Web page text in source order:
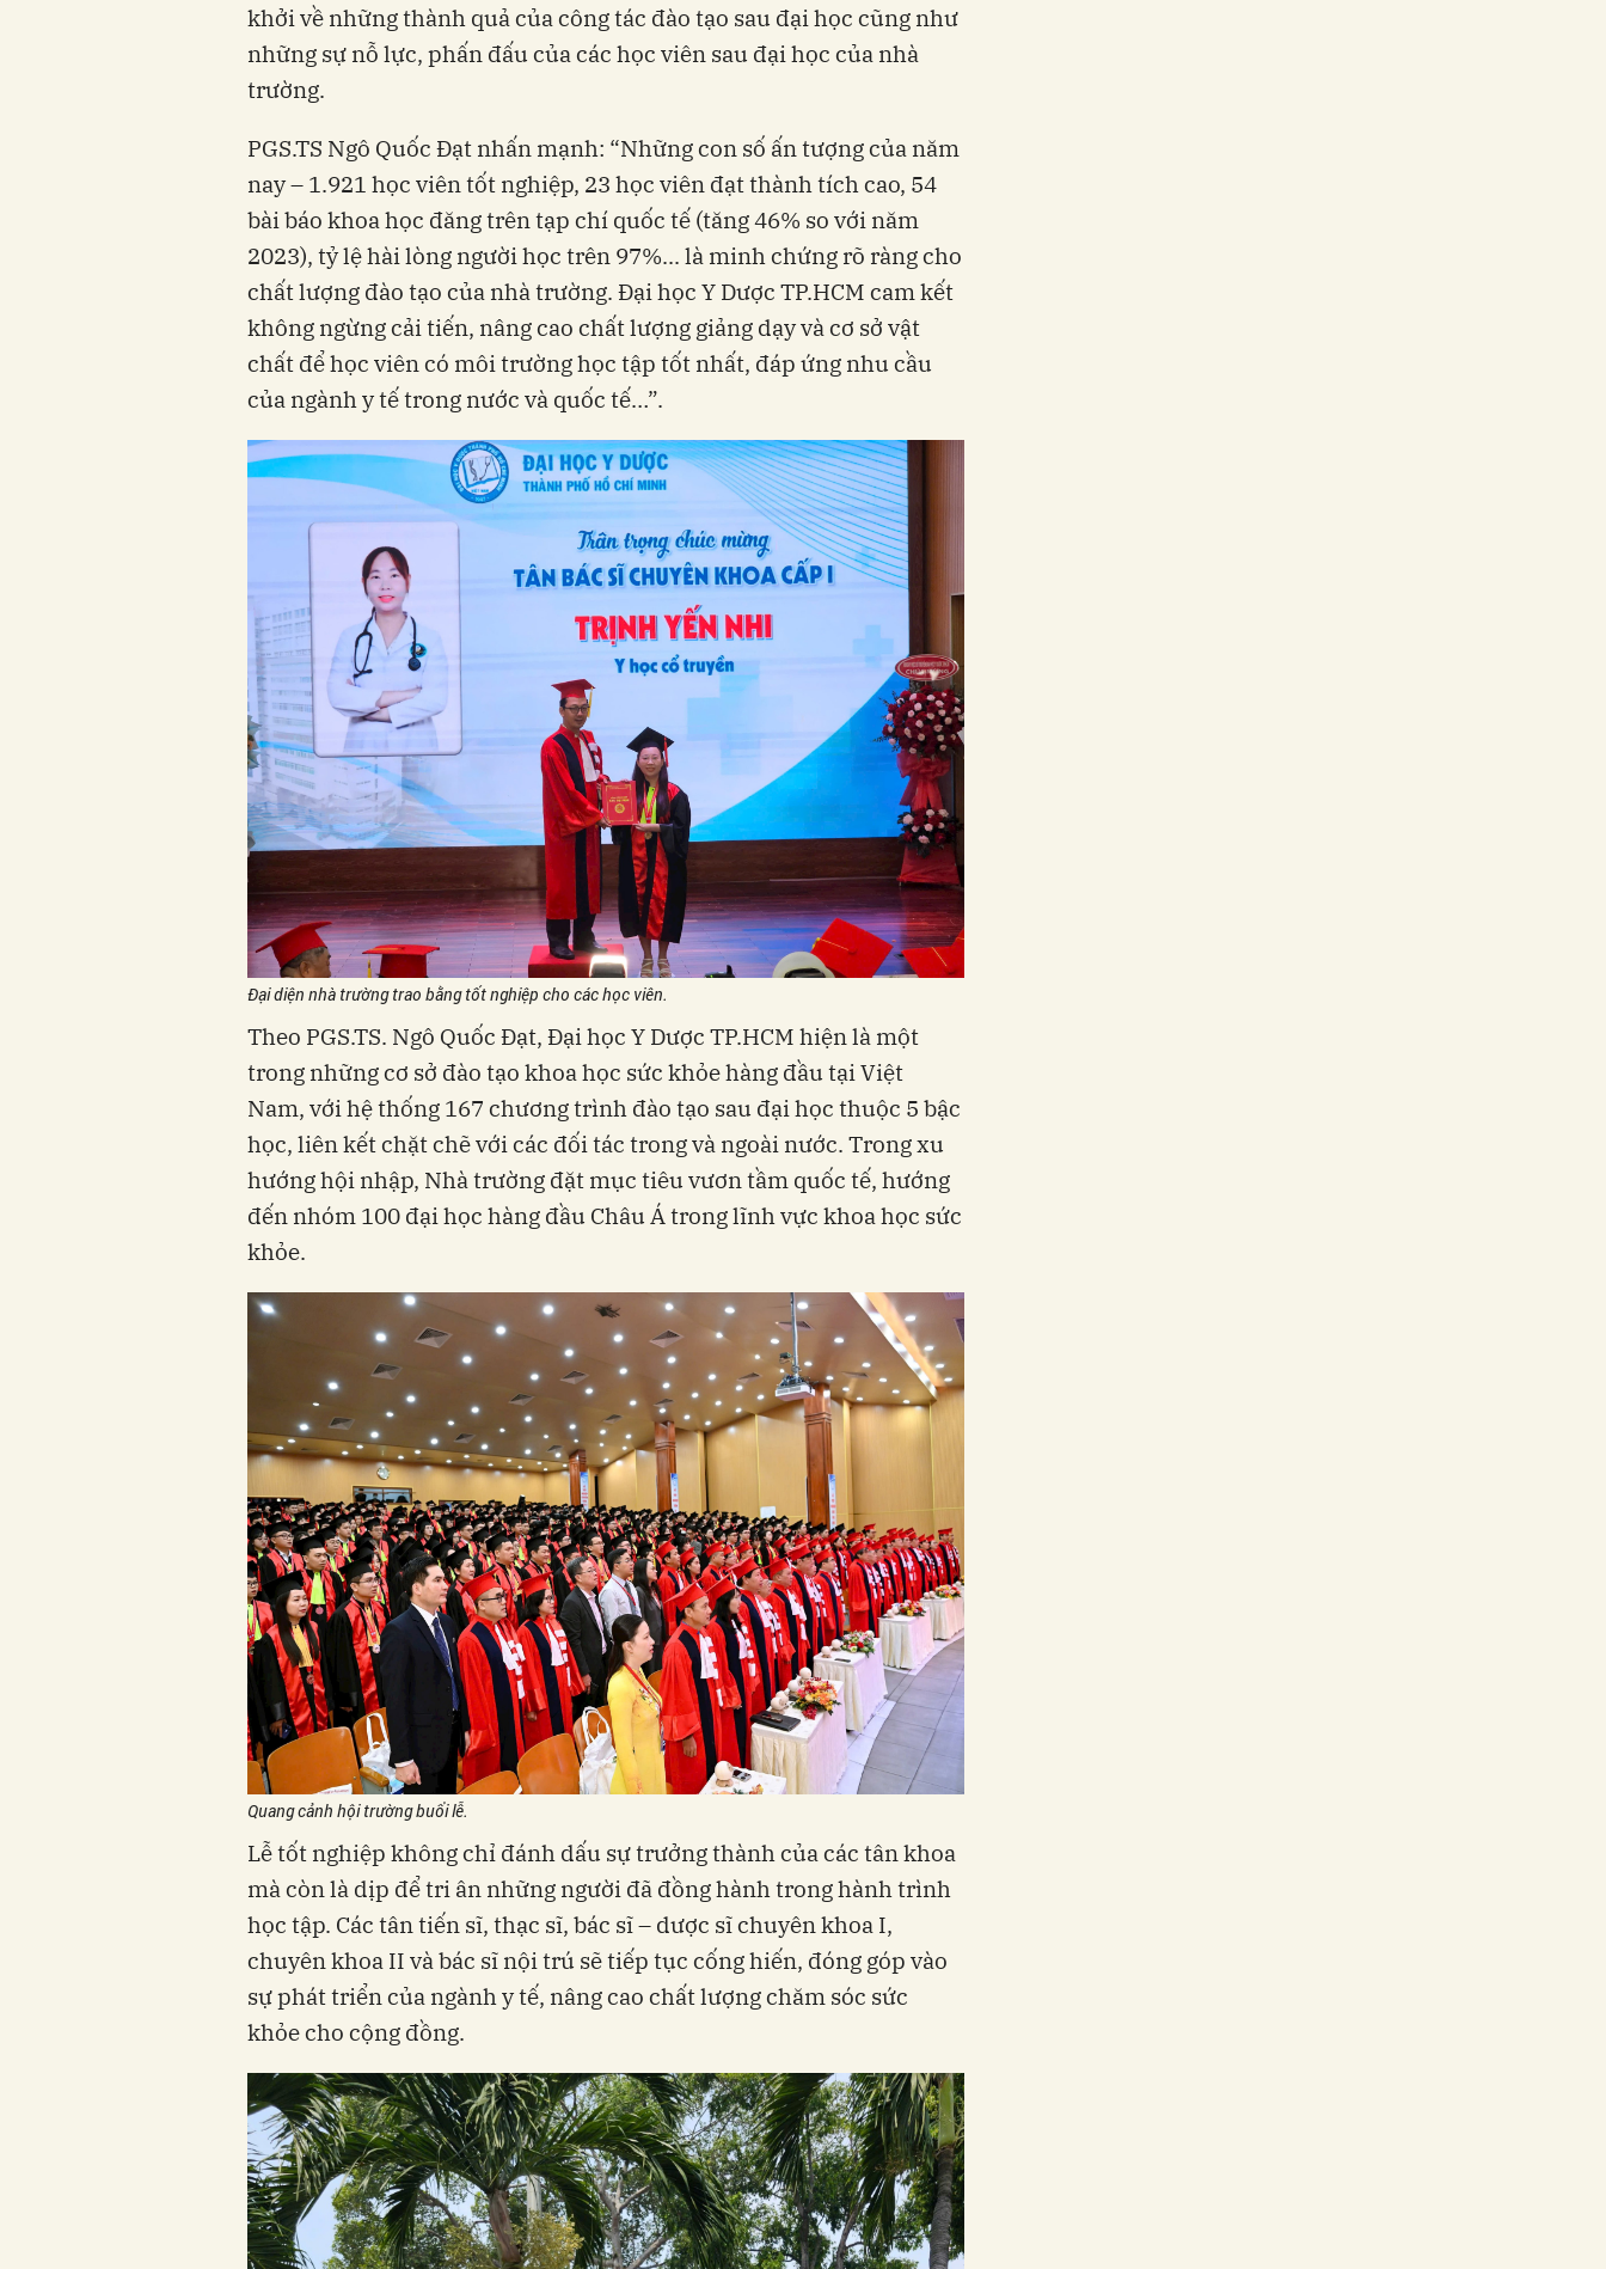
khởi về những thành quả của công tác đào tạo sau đại học cũng như
những sự nỗ lực, phấn đấu của các học viên sau đại học của nhà
trường.
PGS.TS Ngô Quốc Đạt nhấn mạnh: “Những con số ấn tượng của năm
nay – 1.921 học viên tốt nghiệp, 23 học viên đạt thành tích cao, 54
bài báo khoa học đăng trên tạp chí quốc tế (tăng 46% so với năm
2023), tỷ lệ hài lòng người học trên 97%... là minh chứng rõ ràng cho
chất lượng đào tạo của nhà trường. Đại học Y Dược TP.HCM cam kết
không ngừng cải tiến, nâng cao chất lượng giảng dạy và cơ sở vật
chất để học viên có môi trường học tập tốt nhất, đáp ứng nhu cầu
của ngành y tế trong nước và quốc tế…”.
Đại diện nhà trường trao bằng tốt nghiệp cho các học viên.
Theo PGS.TS. Ngô Quốc Đạt, Đại học Y Dược TP.HCM hiện là một
trong những cơ sở đào tạo khoa học sức khỏe hàng đầu tại Việt
Nam, với hệ thống 167 chương trình đào tạo sau đại học thuộc 5 bậc
học, liên kết chặt chẽ với các đối tác trong và ngoài nước. Trong xu
hướng hội nhập, Nhà trường đặt mục tiêu vươn tầm quốc tế, hướng
đến nhóm 100 đại học hàng đầu Châu Á trong lĩnh vực khoa học sức
khỏe.
Quang cảnh hội trường buổi lễ.
Lễ tốt nghiệp không chỉ đánh dấu sự trưởng thành của các tân khoa
mà còn là dịp để tri ân những người đã đồng hành trong hành trình
học tập. Các tân tiến sĩ, thạc sĩ, bác sĩ – dược sĩ chuyên khoa I,
chuyên khoa II và bác sĩ nội trú sẽ tiếp tục cống hiến, đóng góp vào
sự phát triển của ngành y tế, nâng cao chất lượng chăm sóc sức
khỏe cho cộng đồng.